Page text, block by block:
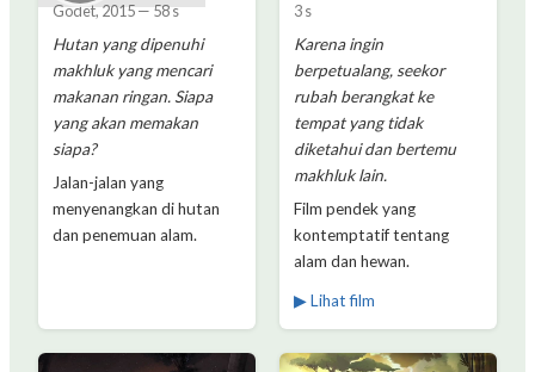
Godet,2015—58 s
Hutan yang dipenuhi
makhluk yang mencari
makanan ringan. Siapa
yang akan memakan
siapa?
Jalan-jalan yang
menyenangkan di hutan
dan penemuan alam.
3 s
Karena ingin
berpetualang, seekor
rubah berangkat ke
tempat yang tidak
diketahui dan bertemu
makhluk lain.
Film pendek yang
kontemptatif tentang
alam dan hewan.
▶ Lihat film